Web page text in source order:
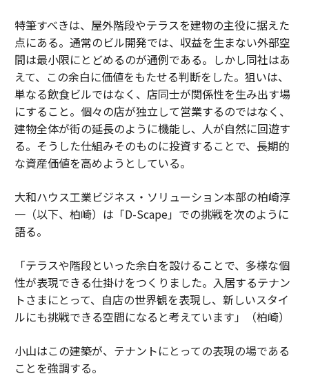
特筆すべきは、屋外階段やテラスを建物の主役に据えた
点にある。通常のビル開発では、収益を生まない外部空
間は最小限にとどめるのが通例である。しかし同社はあ
えて、この余白に価値をもたせる判断をした。狙いは、
単なる飲食ビルではなく、店同士が関係性を生み出す場
にすること。個々の店が独立して営業するのではなく、
建物全体が街の延長のように機能し、人が自然に回遊す
る。そうした仕組みそのものに投資することで、長期的
な資産価値を高めようとしている。
大和ハウス工業ビジネス・ソリューション本部の柏崎淳
一（以下、柏崎）は「D-Scape」での挑戦を次のように
語る。
「テラスや階段といった余白を設けることで、多様な個
性が表現できる仕掛けをつくりました。入居するテナン
トさまにとって、自店の世界観を表現し、新しいスタイ
ルにも挑戦できる空間になると考えています」（柏崎）
小山はこの建築が、テナントにとっての表現の場である
ことを強調する。